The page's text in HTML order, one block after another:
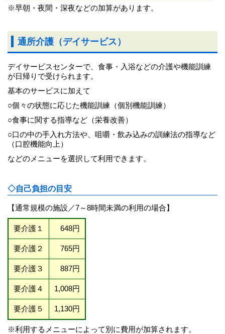
※早朝・夜間・深夜などの加算があります。
通所介護（デイサービス）
デイサービスセンターで、食事・入浴などの介護や機能訓練
が日帰りで受けられます。
基本のサービスに加えて
○個々の状態に応じた機能訓練（個別機能訓練）
○食事に関する指導など（栄養改善）
○口の中の手入れ方法や、咀嚼・飲み込みの訓練法の指導など
（口腔機能向上）
などのメニューを選択して利用できます。
◇自己負担の目安
【通常規模の施設／7～8時間未満の利用の場合】
要介護１ 648円
要介護２ 765円
要介護３ 887円
要介護４ 1,008円
要介護５ 1,130円
※利用するメニューによって別に費用が加算されます。